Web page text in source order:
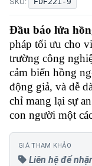
FDF221-9
Đầu báo lửa
pháp tối ưu cho
trường công
cảm biến hồng
động giả, và dễ
chỉ mang lại sự
con người một
GIÁ THAM KHẢO
Liên hệ để